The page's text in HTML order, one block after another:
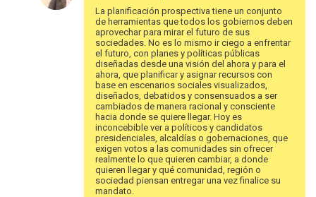
La planificación prospectiva tiene un conjunto
de herramientas que todos los gobiernos deben
aprovechar para mirar el futuro de sus
sociedades. No es lo mismo ir ciego a enfrentar
el futuro, con planes y políticas públicas
diseñadas desde una visión del ahora y para el
ahora, que planificar y asignar recursos con
base en escenarios sociales visualizados,
diseñados, debatidos y consensuados a ser
cambiados de manera racional y consciente
hacia donde se quiere llegar. Hoy es
inconcebible ver a políticos y candidatos
presidenciales, alcaldías o gobernaciones, que
exigen votos a las comunidades sin ofrecer
realmente lo que quieren cambiar, a donde
quieren llegar y qué comunidad, región o
sociedad piensan entregar una vez finalice su
mandato.